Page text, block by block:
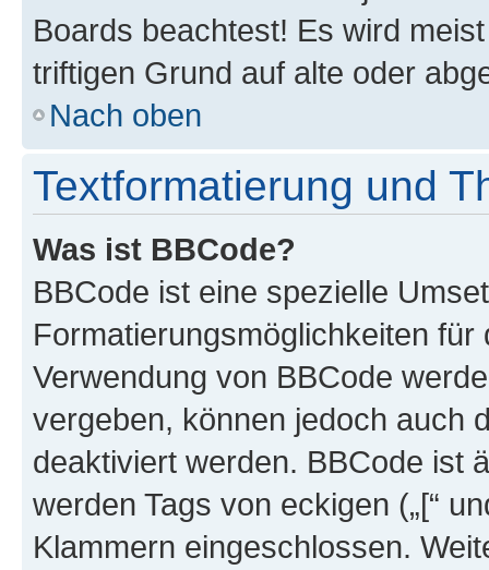
Boards beachtest! Es wird
triftigen Grund auf alte oder
Nach oben
Textformatierung und
Was ist BBCode?
BBCode ist eine spezielle
Formatierungsmöglichkeiten
Verwendung von BBCode
vergeben, können jedoch auch
deaktiviert werden. BBCode ist
werden Tags von eckigen („[“
Klammern eingeschlossen.